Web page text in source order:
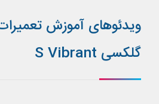
ویدئوهای آموزش
گلکسی S Vibrant